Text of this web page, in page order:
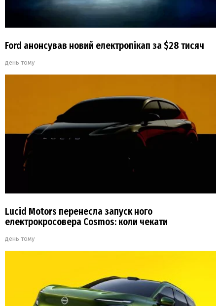
Ford анонсував новий електропікап за $28 тисяч
день тому
Lucid Motors перенесла запуск ного
електрокросовера Cosmos: коли чекати
день тому